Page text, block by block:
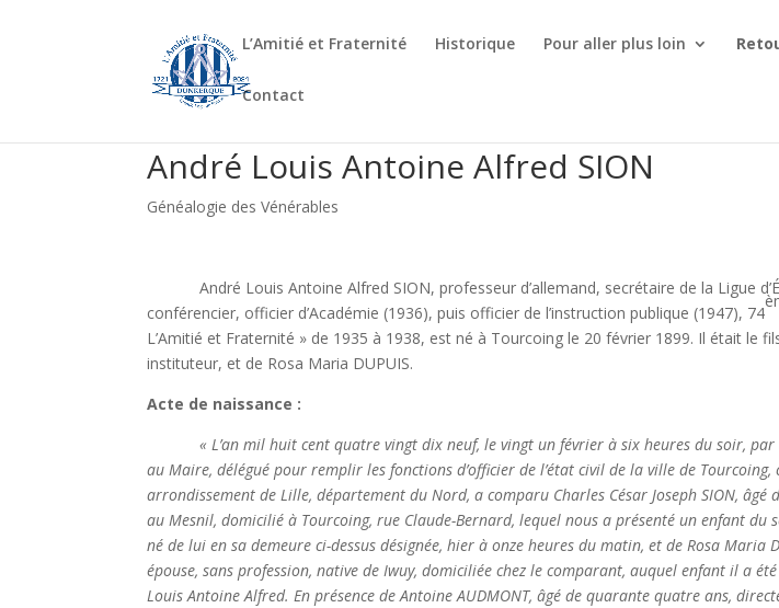
L’Amitié et Fraternité Historique Pour aller plus loin
Contact
André Louis Antoine Alfred SION
Généalogie des Vénérables
André Louis Antoine Alfred SION, professeur d’allemand, secrétaire de la Ligue
conférencier, officier d’Académie (1936), puis officier de l’instruction publique (1947), 74
L’Amitié et Fraternité » de 1935 à 1938, est né à Tourcoing le 20 février 1899. Il était le
instituteur, et de Rosa Maria DUPUIS.
Acte de naissance :
« L’an mil huit cent quatre vingt dix neuf, le vingt un février à six heures du soir, par
au Maire, délégué pour remplir les fonctions d’officier de l’état civil de la ville de Tourcoing,
arrondissement de Lille, département du Nord, a comparu Charles César Joseph SION,
au Mesnil, domicilié à Tourcoing, rue Claude-Bernard, lequel nous a présenté un enfant du
né de lui en sa demeure ci-dessus désignée, hier à onze heures du matin, et de Rosa Maria
épouse, sans profession, native de Iwuy, domiciliée chez le comparant, auquel enfant il a
Louis Antoine Alfred. En présence de Antoine AUDMONT, âgé de quarante quatre ans,